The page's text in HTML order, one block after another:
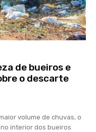
de bueiros e
o descarte
volume de chuvas, o
interior dos bueiros